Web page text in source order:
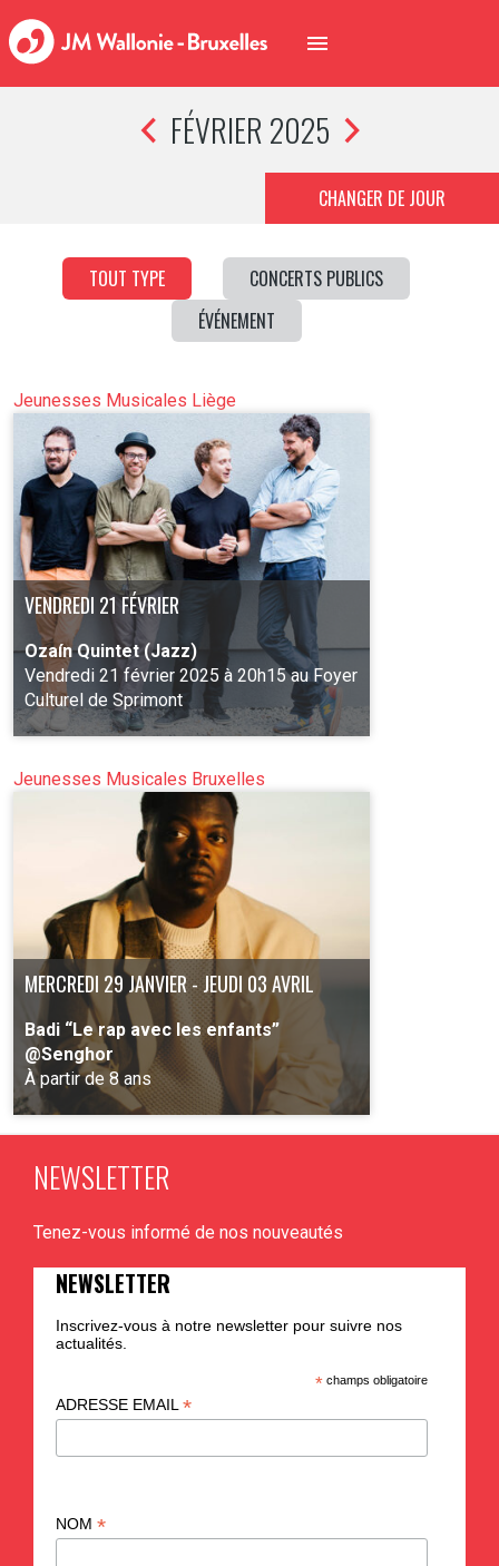
FÉVRIER 2025
CHANGER DE JOUR
TOUT TYPE
CONCERTS PUBLICS
ÉVÉNEMENT
Jeunesses Musicales Liège
VENDREDI 21 FÉVRIER
Ozaín Quintet (Jazz)
Vendredi 21 février 2025 à 20h15 au Foyer
Culturel de Sprimont
PLUS D'INFO
Jeunesses Musicales Bruxelles
MERCREDI 29 JANVIER - JEUDI 03 AVRIL
Badi “Le rap avec les enfants”
@Senghor
À partir de 8 ans
NEWSLETTER
Tenez-vous informé de nos nouveautés
NEWSLETTER
Inscrivez-vous à notre newsletter pour suivre nos
actualités.
* champs obligatoire
ADRESSE EMAIL *
NOM *